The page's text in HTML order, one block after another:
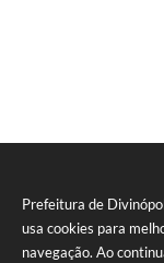
Prefeitura de
usa cookies para
navegação. Ao